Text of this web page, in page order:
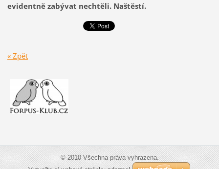
evidentně zabývat nechtěli. Naštěstí.
« Zpět
© 2010 Všechna práva vyhrazena.